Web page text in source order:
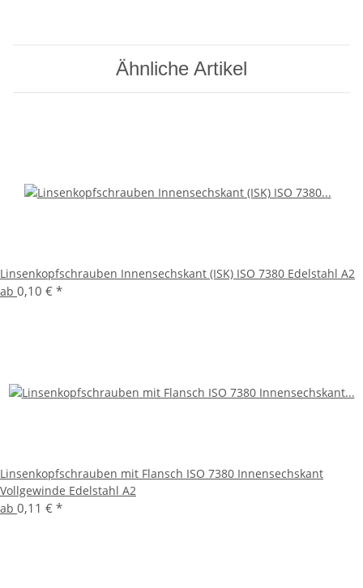
Ähnliche Artikel
Linsenkopfschrauben Innensechskant (ISK) ISO 7380 Edelstahl A2
ab 0,10 € *
Linsenkopfschrauben mit Flansch ISO 7380 Innensechskant
Vollgewinde Edelstahl A2
ab 0,11 € *